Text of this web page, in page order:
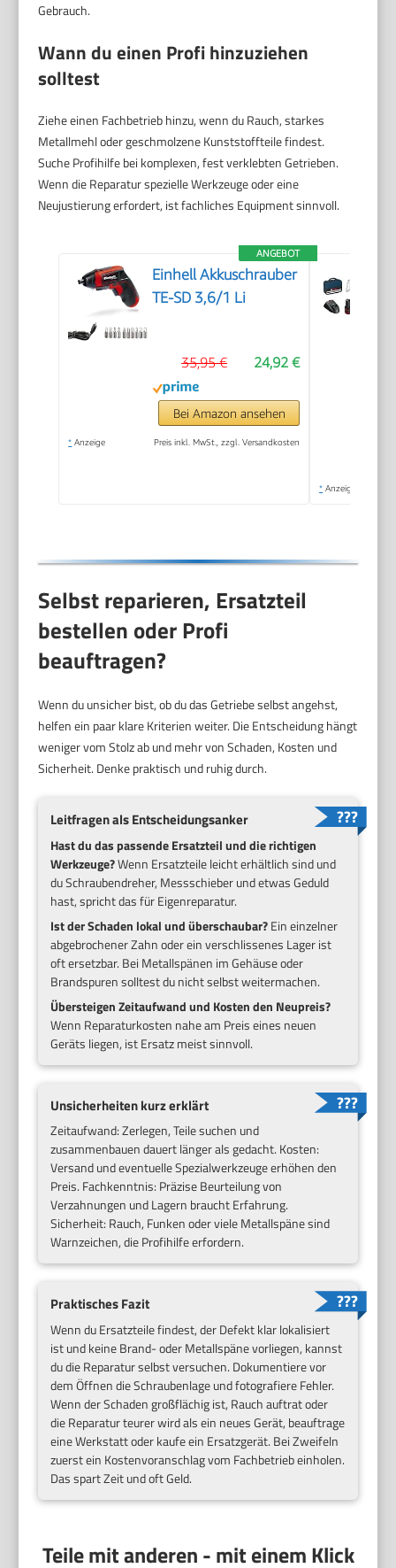
Gebrauch.
Wann du einen Profi hinzuziehen
solltest
Ziehe einen Fachbetrieb hinzu, wenn du Rauch, starkes
Metallmehl oder geschmolzene Kunststoffteile findest.
Suche Profihilfe bei komplexen, fest verklebten Getrieben.
Wenn die Reparatur spezielle Werkzeuge oder eine
Neujustierung erfordert, ist fachliches Equipment sinnvoll.
ANGEBOT
Einhell Akkuschrauber
TE-SD 3,6/1 Li
24,92 €
35,95 €
Bei Amazon ansehen
* Anzeige Preis inkl. MwSt., zzgl. Versandkosten
* Anzeige
Selbst reparieren, Ersatzteil
bestellen oder Profi
beauftragen?
Wenn du unsicher bist, ob du das Getriebe selbst angehst,
helfen ein paar klare Kriterien weiter. Die Entscheidung hängt
weniger vom Stolz ab und mehr von Schaden, Kosten und
Sicherheit. Denke praktisch und ruhig durch.
Leitfragen als Entscheidungsanker
Hast du das passende Ersatzteil und die richtigen
Werkzeuge?Wenn Ersatzteile leicht erhältlich sind und
du Schraubendreher, Messschieber und etwas Geduld
hast, spricht das für Eigenreparatur.
Ist der Schaden lokal und überschaubar?Ein einzelner
abgebrochener Zahn oder ein verschlissenes Lager ist
oft ersetzbar. Bei Metallspänen im Gehäuse oder
Brandspuren solltest du nicht selbst weitermachen.
Übersteigen Zeitaufwand und Kosten den Neupreis?
Wenn Reparaturkosten nahe am Preis eines neuen
Geräts liegen, ist Ersatz meist sinnvoll.
Unsicherheiten kurz erklärt
Zeitaufwand: Zerlegen, Teile suchen und
zusammenbauen dauert länger als gedacht. Kosten:
Versand und eventuelle Spezialwerkzeuge erhöhen den
Preis. Fachkenntnis: Präzise Beurteilung von
Verzahnungen und Lagern braucht Erfahrung.
Sicherheit: Rauch, Funken oder viele Metallspäne sind
Warnzeichen, die Profihilfe erfordern.
Praktisches Fazit
Wenn du Ersatzteile findest, der Defekt klar lokalisiert
ist und keine Brand- oder Metallspäne vorliegen, kannst
du die Reparatur selbst versuchen. Dokumentiere vor
dem Öffnen die Schraubenlage und fotografiere Fehler.
Wenn der Schaden großflächig ist, Rauch auftrat oder
die Reparatur teurer wird als ein neues Gerät, beauftrage
eine Werkstatt oder kaufe ein Ersatzgerät. Bei Zweifeln
zuerst ein Kostenvoranschlag vom Fachbetrieb einholen.
Das spart Zeit und oft Geld.